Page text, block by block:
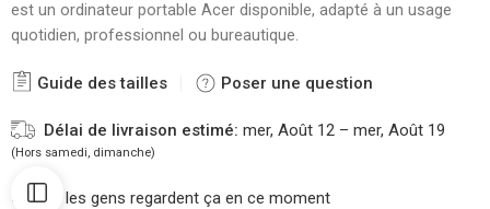
est un ordinateur portable Acer disponible, adapté à un usage
quotidien, professionnel ou bureautique.
Guide des tailles Poser une question
Délai de livraison estimé: mer, Août 12 – mer, Août 19
(Hors samedi, dimanche)
21 les gens regardent ça en ce moment